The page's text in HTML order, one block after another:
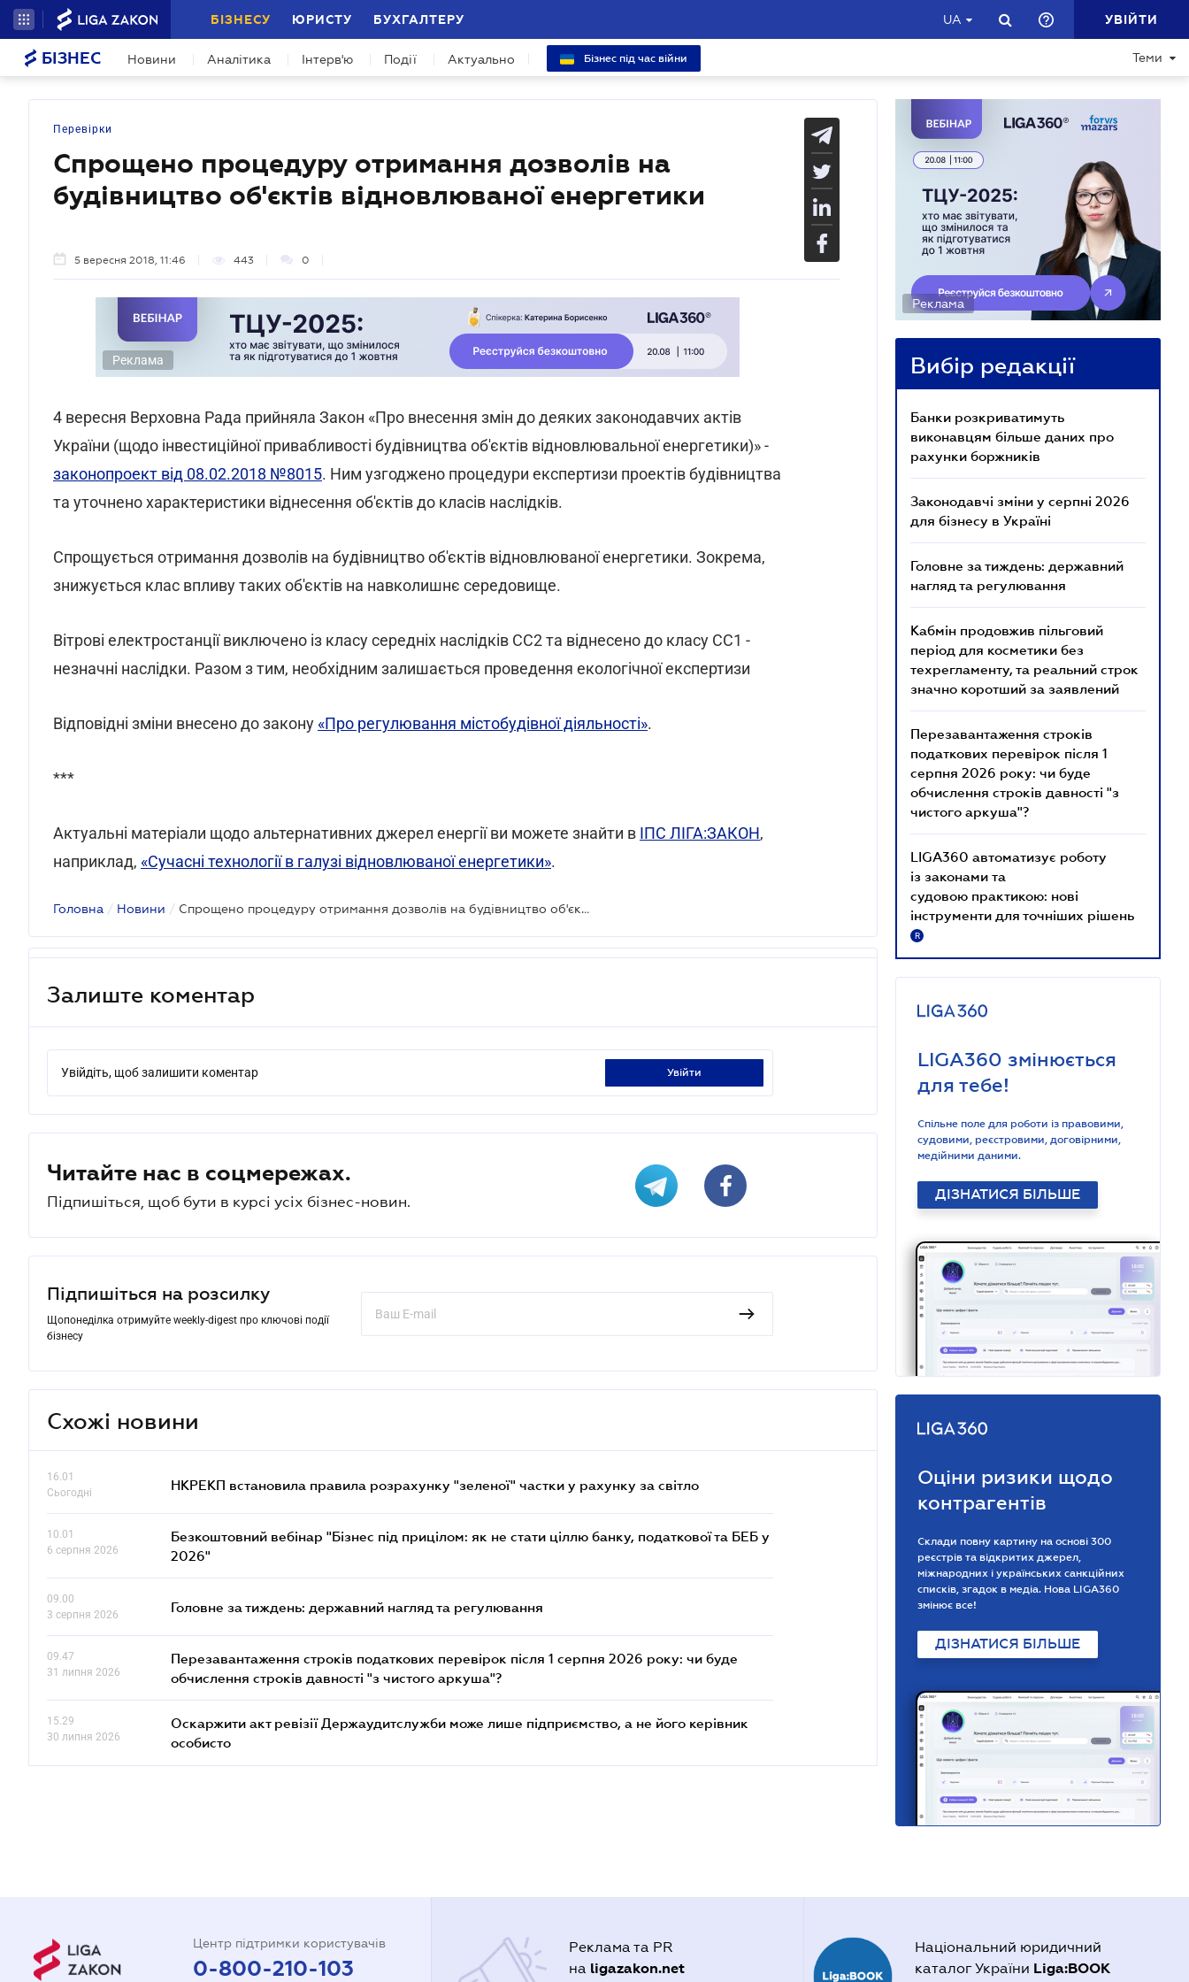
БІЗНЕСУ ЮРИСТУ БУХГАЛТЕРУ UA УВІЙТИ
БІЗНЕС Новини Аналітика Інтерв'ю Події Актуально Бізнес під час війни Теми
Перевірки
Спрощено процедуру отримання дозволів на
будівництво об'єктів відновлюваної енергетики
5 вересня 2018, 11:46 443 0
Реклама
4 вересня Верховна Рада прийняла Закон «Про внесення змін до деяких законодавчих актів
України (щодо інвестиційної привабливості будівництва об'єктів відновлювальної енергетики)» -
законопроект від 08.02.2018 №8015. Ним узгоджено процедури експертизи проектів будівництва
та уточнено характеристики віднесення об'єктів до класів наслідків.
Спрощується отримання дозволів на будівництво об'єктів відновлюваної енергетики. Зокрема,
знижується клас впливу таких об'єктів на навколишнє середовище.
Вітрові електростанції виключено із класу середніх наслідків СС2 та віднесено до класу СС1 -
незначні наслідки. Разом з тим, необхідним залишається проведення екологічної експертизи
Відповідні зміни внесено до закону «Про регулювання містобудівної діяльності».
***
Актуальні матеріали щодо альтернативних джерел енергії ви можете знайти в ІПС ЛІГА:ЗАКОН,
наприклад, «Сучасні технології в галузі відновлюваної енергетики».
Головна / Новини / Спрощено процедуру отримання дозволів на будівництво об'єктів відновлюваної енергетики
Залиште коментар
Увійдіть, щоб залишити коментар увійти
Читайте нас в соцмережах.
Підпишіться, щоб бути в курсі усіх бізнес-новин.
Підпишіться на розсилку
Щопонеділка отримуйте weekly-digest про ключові події
бізнесу
Схожі новини
16.01
Сьогодні
НКРЕКП встановила правила розрахунку "зеленої" частки у рахунку за світло
10.01
6 серпня 2026
Безкоштовний вебінар "Бізнес під прицілом: як не стати ціллю банку, податкової та БЕБ у
2026"
09.00
3 серпня 2026
Головне за тиждень: державний нагляд та регулювання
09.47
31 липня 2026
Перезавантаження строків податкових перевірок після 1 серпня 2026 року: чи буде
обчислення строків давності "з чистого аркуша"?
15.29
30 липня 2026
Оскаржити акт ревізії Держаудитслужби може лише підприємство, а не його керівник
особисто
Реклама
Вибір редакції
Банки розкриватимуть
виконавцям більше даних про
рахунки боржників
Законодавчі зміни у серпні 2026
для бізнесу в Україні
Головне за тиждень: державний
нагляд та регулювання
Кабмін продовжив пільговий
період для косметики без
техрегламенту, та реальний строк
значно коротший за заявлений
Перезавантаження строків
податкових перевірок після 1
серпня 2026 року: чи буде
обчислення строків давності "з
чистого аркуша"?
LIGA360 автоматизує роботу
із законами та
судовою практикою: нові
інструменти для точніших рішень
R
LIGA360 змінюється
для тебе!
Спільне поле для роботи із правовими,
судовими, реєстровими, договірними,
медійними даними.
ДІЗНАТИСЯ БІЛЬШЕ
Оціни ризики щодо
контрагентів
Склади повну картину на основі 300
реєстрів та відкритих джерел,
міжнародних і українських санкційних
списків, згадок в медіа. Нова LIGA360
змінює все!
ДІЗНАТИСЯ БІЛЬШЕ
Центр підтримки користувачів
0-800-210-103
Реклама та PR
на ligazakon.net
Національний юридичний
каталог України Liga:BOOK